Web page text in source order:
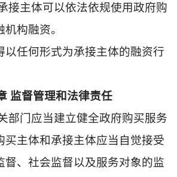
主体可以依法依规使用政府购
构融资。
任何形式为承接主体的融资行
监督管理和法律责任
门应当建立健全政府购买服务
买主体和承接主体应当自觉接受
督、社会监督以及服务对象的监